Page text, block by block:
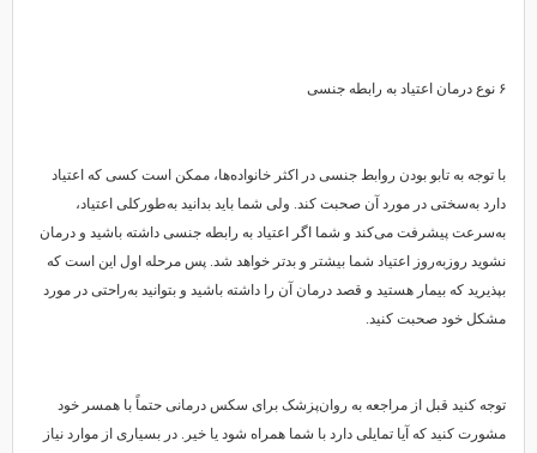
۶ نوع درمان اعتیاد به رابطه جنسی
با توجه به تابو بودن روابط جنسی در اکثر خانواده‌ها، ممکن است کسی که اعتیاد
دارد به‌سختی در مورد آن صحبت کند. ولی شما باید بدانید به‌طورکلی اعتیاد،
به‌سرعت پیشرفت می‌کند و شما اگر اعتیاد به رابطه جنسی داشته باشید و درمان
نشوید روزبه‌روز اعتیاد شما بیشتر و بدتر خواهد شد. پس مرحله اول این است که
بپذیرید که بیمار هستید و قصد درمان آن را داشته باشید و بتوانید به‌راحتی در مورد
مشکل خود صحبت کنید.
توجه کنید قبل از مراجعه به روان‌پزشک برای سکس درمانی حتماً با همسر خود
مشورت کنید که آیا تمایلی دارد با شما همراه شود یا خیر. در بسیاری از موارد نیاز